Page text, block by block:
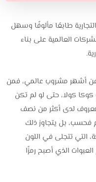
طابعًا مألوفًا وسهل
العالمية على بناء
أشهر مشروب عالمي، فمن
كولا، حتى لو لم تكن
لدى أكثر من نصف
فحسب، بل يتجاوز ذلك
التي تتجلى في اللون
الذي أصبح رمزًا